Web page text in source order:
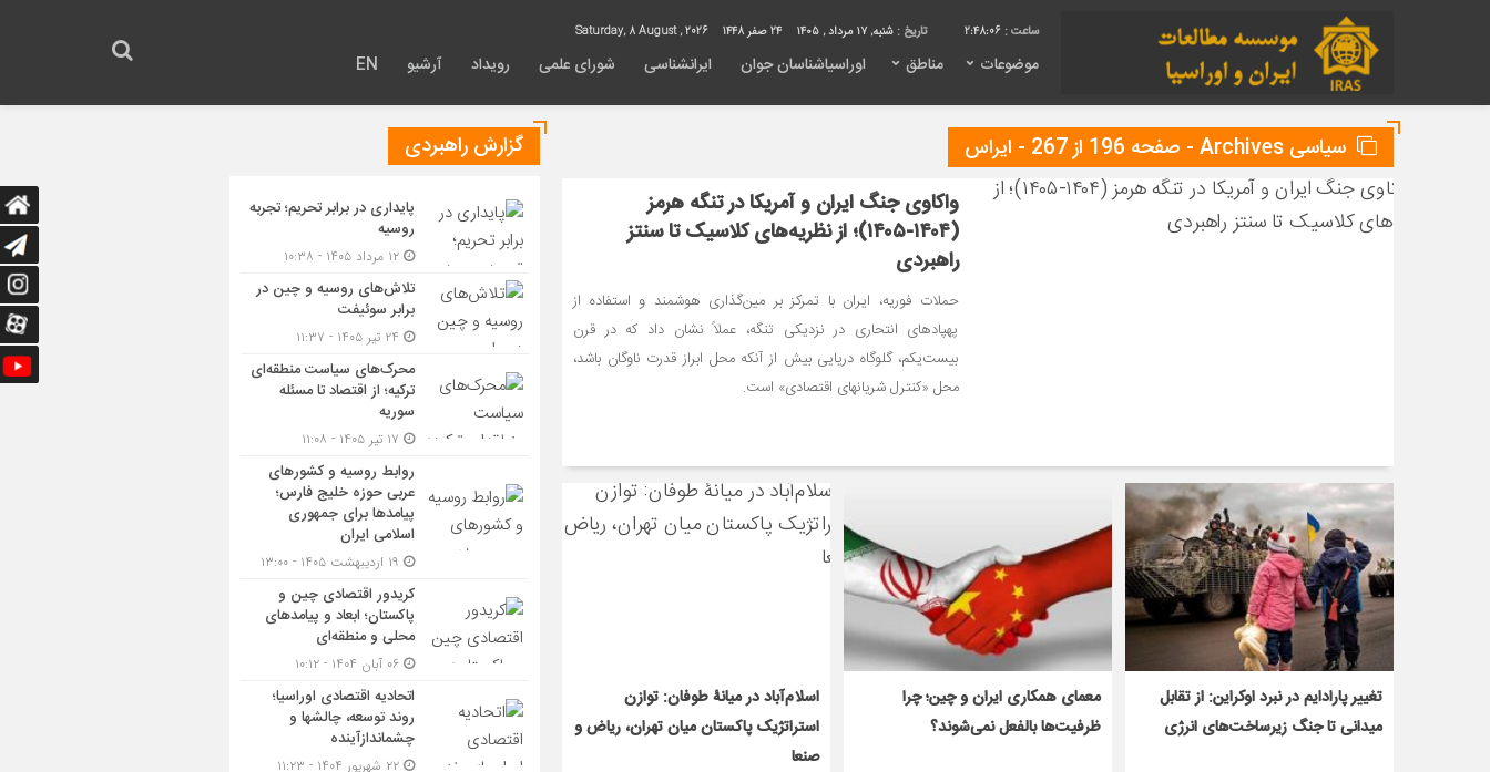
2:48:06 تاریخ : شنبه, ۱۷ مرداد , ۱۴۰۵ 24 صفر 1448
موضوعات مناطق اوراسیاشناسان جوان ایرانشناسی شورای علمی رویداد آرشیو EN
سیاسی Archives - صفحه 196 از 267 - ایراس
واکاوی جنگ ایران و آمریکا در تنگه هرمز
(۱۴۰۴-۱۴۰۵)؛ از نظریه‌های کلاسیک تا سنتز
راهبردی
حملات فوریه، ایران با تمرکز بر مین‌گذاری هوشمند و استفاده از
پهپادهای انتحاری در نزدیکی تنگه، عملاً نشان داد که در قرن
بیست‌یکم، گلوگاه دریایی بیش از آنکه محل ابراز قدرت ناوگان باشد،
محل «کنترل شریانهای اقتصادی» است.
تغییر پارادایم در نبرد اوکراین: از تقابل
میدانی تا جنگ زیرساخت‌های انرژی
معمای همکاری ایران و چین؛ چرا
ظرفیت‌ها بالفعل نمی‌شوند؟
اسلام‌آباد در میانۀ طوفان: توازن
استراتژیک پاکستان میان تهران، ریاض و
صنعا
گزارش راهبردی
پایداری در برابر تحریم؛ تجربه
روسیه
تلاش‌های روسیه و چین در
برابر سوئیفت
محرک‌های سیاست منطقه‌‎ای
ترکیه؛ از اقتصاد تا مسئله
سوریه
روابط روسیه و کشورهای
عربی حوزه خلیج فارس؛
پیامدها برای جمهوری
اسلامی ایران
کریدور اقتصادی چین و
پاکستان؛ ابعاد و پیامدهای
محلی و منطقه‌ای
اتحادیه اقتصادی اوراسیا؛
روند توسعه، چالشها و
چشماندازآینده